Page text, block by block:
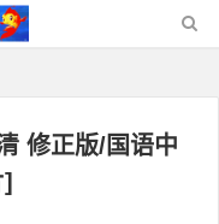
修正版/国语中